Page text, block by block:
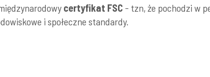
certyfikat FSC - tzn, że pochodzi w
i społeczne standardy.